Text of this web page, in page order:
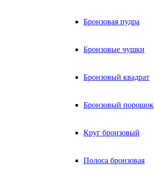
Бронзовая пудра
Бронзовые чушки
Бронзовый квадрат
Бронзовый порошок
Круг бронзовый
Полоса бронзовая